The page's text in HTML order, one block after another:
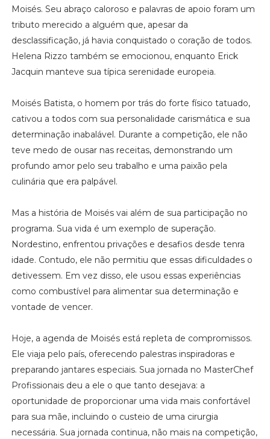
Moisés. Seu abraço caloroso e palavras de apoio foram um
tributo merecido a alguém que, apesar da
desclassificação, já havia conquistado o coração de todos.
Helena Rizzo também se emocionou, enquanto Erick
Jacquin manteve sua típica serenidade europeia.
Moisés Batista, o homem por trás do forte físico tatuado,
cativou a todos com sua personalidade carismática e sua
determinação inabalável. Durante a competição, ele não
teve medo de ousar nas receitas, demonstrando um
profundo amor pelo seu trabalho e uma paixão pela
culinária que era palpável.
Mas a história de Moisés vai além de sua participação no
programa. Sua vida é um exemplo de superação.
Nordestino, enfrentou privações e desafios desde tenra
idade. Contudo, ele não permitiu que essas dificuldades o
detivessem. Em vez disso, ele usou essas experiências
como combustível para alimentar sua determinação e
vontade de vencer.
Hoje, a agenda de Moisés está repleta de compromissos.
Ele viaja pelo país, oferecendo palestras inspiradoras e
preparando jantares especiais. Sua jornada no MasterChef
Profissionais deu a ele o que tanto desejava: a
oportunidade de proporcionar uma vida mais confortável
para sua mãe, incluindo o custeio de uma cirurgia
necessária. Sua jornada continua, não mais na competição,